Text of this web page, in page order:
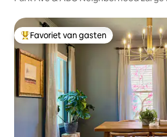
Topfavoriet van gasten
Favoriet van gasten